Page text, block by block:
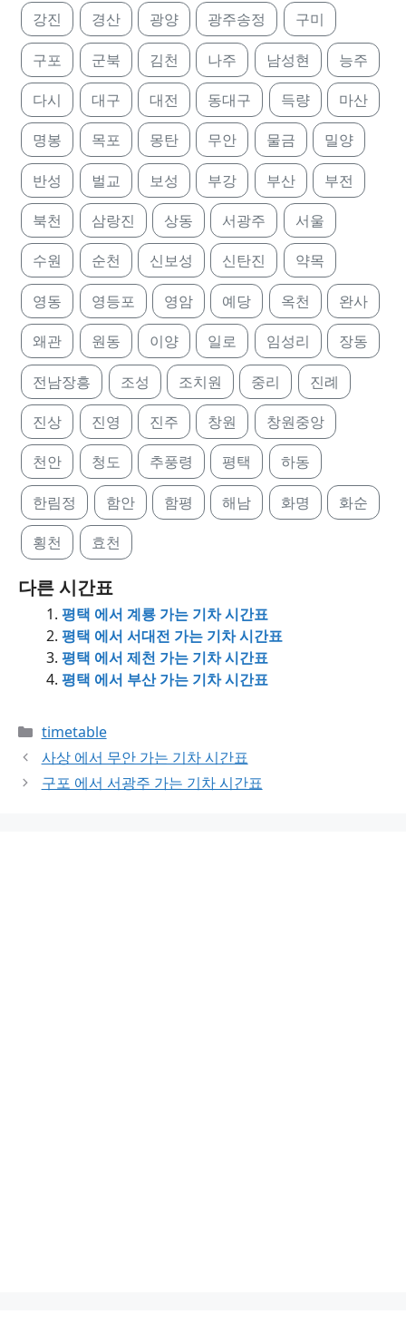
강진 경산 광양 광주송정 구미
구포 군북 김천 나주 남성현 능주
다시 대구 대전 동대구 득량 마산
명봉 목포 몽탄 무안 물금 밀양
반성 벌교 보성 부강 부산 부전
북천 삼랑진 상동 서광주 서울
수원 순천 신보성 신탄진 약목
영동 영등포 영암 예당 옥천 완사
왜관 원동 이양 일로 임성리 장동
전남장흥 조성 조치원 중리 진례
진상 진영 진주 창원 창원중앙
천안 청도 추풍령 평택 하동
한림정 함안 함평 해남 화명 화순
횡천 효천
다른 시간표
평택 에서 계룡 가는 기차 시간표
평택 에서 서대전 가는 기차 시간표
평택 에서 제천 가는 기차 시간표
평택 에서 부산 가는 기차 시간표
Categories
timetable
사상 에서 무안 가는 기차 시간표
구포 에서 서광주 가는 기차 시간표